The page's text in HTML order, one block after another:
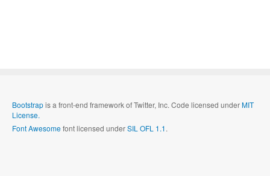
Bootstrapis a front-end framework of Twitter, Inc. Code licensed underMIT
License.
Font Awesomefont licensed underSIL OFL 1.1.